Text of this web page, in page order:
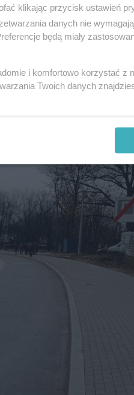
klikając przycisk ustawień
danych nie
będą miały
i komfortowo korzystać z
Twoich danych